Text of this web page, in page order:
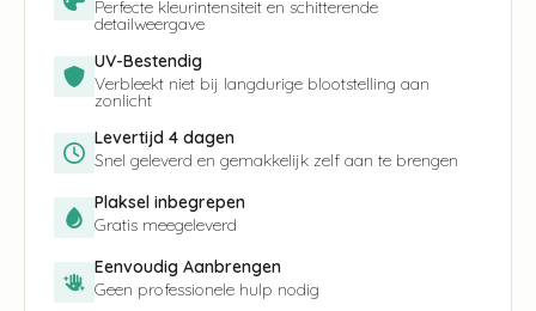
Perfecte kleurintensiteit en schitterende
detailweergave
UV-Bestendig
Verbleekt niet bij langdurige blootstelling aan
zonlicht
Levertijd 4 dagen
Snel geleverd en gemakkelijk zelf aan te brengen
Plaksel inbegrepen
Gratis meegeleverd
Eenvoudig Aanbrengen
Geen professionele hulp nodig